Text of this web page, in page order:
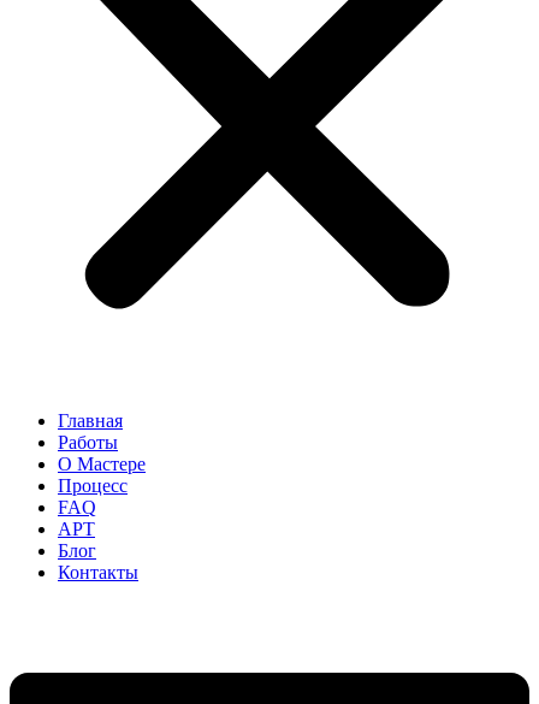
Главная
Работы
О Мастере
Процесс
FAQ
АРТ
Блог
Контакты